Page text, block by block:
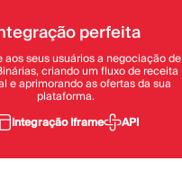
perfeita
aos seus usuários a negociação de
criando um fluxo de receita
e aprimorando as ofertas da sua
plataforma.
Integração Iframe
API